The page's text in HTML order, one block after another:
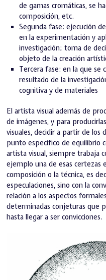
de gamas cromáticas, se
composición, etc.
Segunda fase: ejecución
en la experimentación y
investigación; toma de
objeto de la creación
Tercera fase: en la que se
resultado de la
cognitiva y de materiales
El artista visual además de
de imágenes, y para
visuales, decidir a partir de los
punto específico de equilibrio
artista visual, siempre trabaja
ejemplo una de esas certezas
composición o la técnica, es
especulaciones, sino con la
relación a los aspectos
determinadas conjeturas que
hasta llegar a ser convicciones.